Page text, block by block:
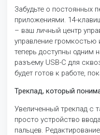
Забудьте о постоянных
приложениями. 14-
– ваш личный центр
управление громкостью
теперь доступны одним
разъему USB-C для
будет готов к работе,
Трекпад, который
Увеличенный трекпад с
просто устройство
пальцев.